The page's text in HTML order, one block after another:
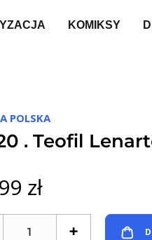
KOMIKSY
POLSKA
. Teofil
zł
+